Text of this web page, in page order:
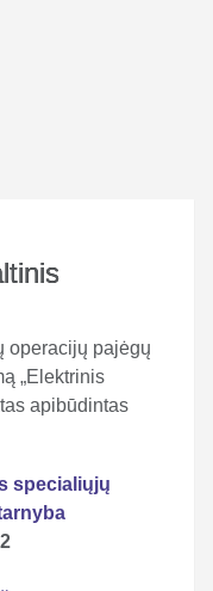
operacijų pajėgų
„Elektrinis
apibūdintas
specialiųjų